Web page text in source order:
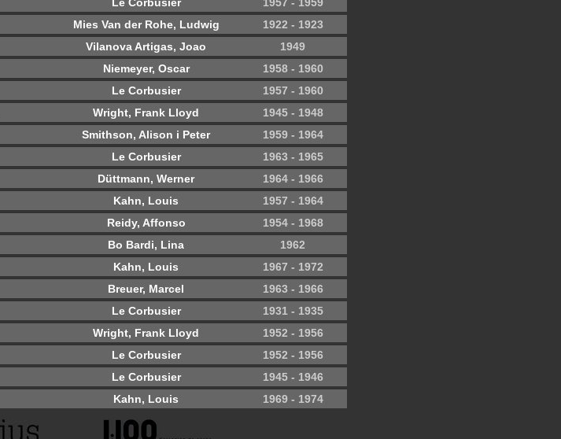
Mies Van der Rohe, Ludwig
1922 - 1923
Vilanova Artigas, Joao
1949
Niemeyer, Oscar
1958 - 1960
Le Corbusier
1957 - 1960
Wright, Frank Lloyd
1945 - 1948
Smithson, Alison i Peter
1959 - 1964
Le Corbusier
1963 - 1965
Düttmann, Werner
1964 - 1966
Kahn, Louis
1957 - 1964
Reidy, Affonso
1954 - 1968
Bo Bardi, Lina
1962
Kahn, Louis
1967 - 1972
Breuer, Marcel
1963 - 1966
Le Corbusier
1931 - 1935
Wright, Frank Lloyd
1952 - 1956
Le Corbusier
1952 - 1956
Le Corbusier
1945 - 1946
Kahn, Louis 1969 - 1974